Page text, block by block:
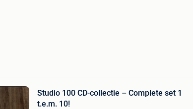
Studio 100 CD-collectie – Complete set 1
t.e.m. 10!